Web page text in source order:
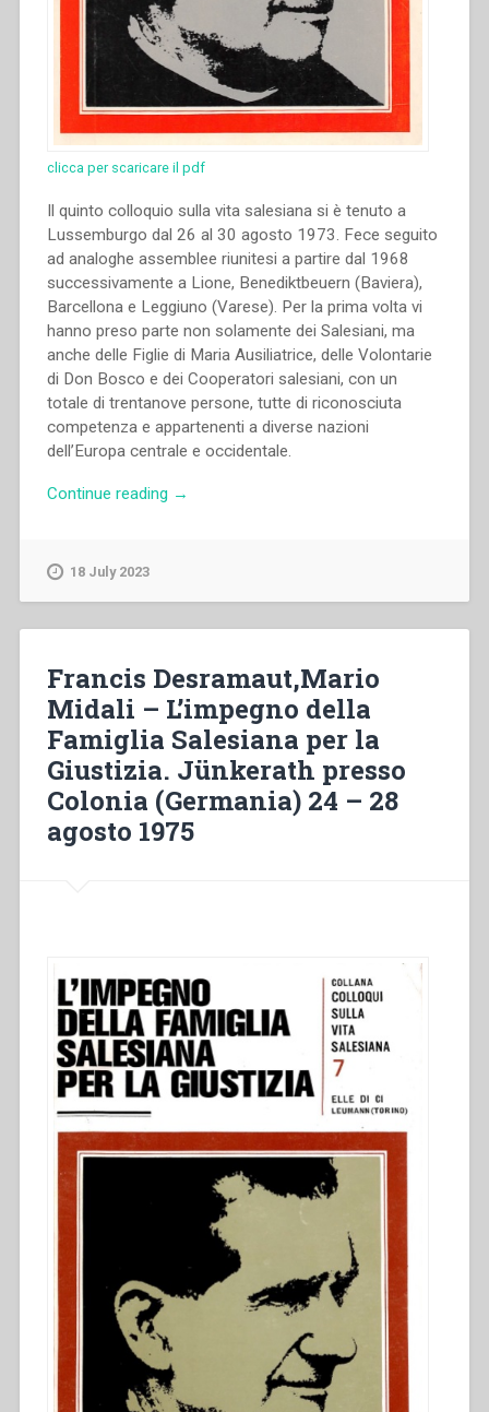
clicca per scaricare il pdf
Il quinto colloquio sulla vita salesiana si è tenuto a
Lussemburgo dal 26 al 30 agosto 1973. Fece seguito
ad analoghe assemblee riunitesi a partire dal 1968
successivamente a Lione, Benediktbeuern (Baviera),
Barcellona e Leggiuno (Varese). Per la prima volta vi
hanno preso parte non solamente dei Salesiani, ma
anche delle Figlie di Maria Ausiliatrice, delle Volontarie
di Don Bosco e dei Cooperatori salesiani, con un
totale di trentanove persone, tutte di riconosciuta
competenza e appartenenti a diverse nazioni
dell’Europa centrale e occidentale.
Continue reading “Francis
26-
30
Agosto
1973”
→
18 July 2023
Francis Desramaut,Mario
Midali – L’impegno della
Famiglia Salesiana per la
Giustizia. Jünkerath presso
Colonia (Germania) 24 – 28
agosto 1975